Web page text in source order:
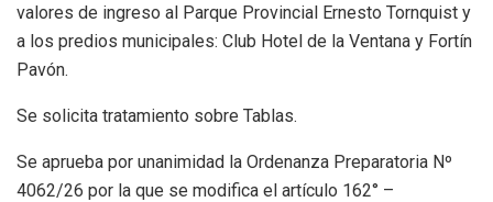
valores de ingreso al Parque Provincial Ernesto Tornquist y
a los predios municipales: Club Hotel de la Ventana y Fortín
Pavón.
Se solicita tratamiento sobre Tablas.
Se aprueba por unanimidad la Ordenanza Preparatoria Nº
4062/26 por la que se modifica el artículo 162° –